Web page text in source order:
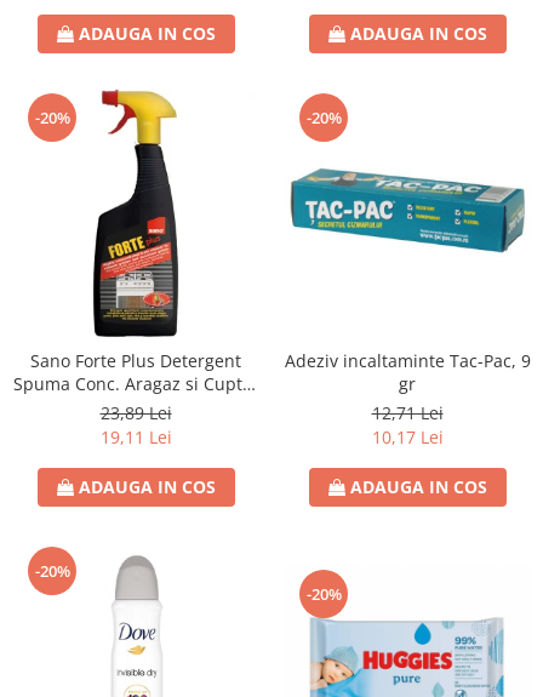
ADAUGA IN COS ADAUGA IN COS
-20%
Sano Forte Plus Detergent
Spuma Conc. Aragaz si Cuptor
750ml
23,89 Lei
19,11 Lei
ADAUGA IN COS
-20%
Adeziv incaltaminte Tac-Pac, 9
gr
12,71 Lei
10,17 Lei
ADAUGA IN COS
-20%
-20%